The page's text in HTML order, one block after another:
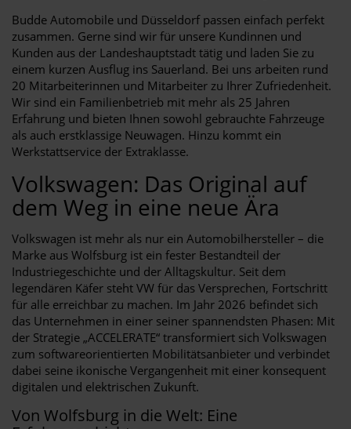
Budde Automobile und Düsseldorf passen einfach perfekt
zusammen. Gerne sind wir für unsere Kundinnen und
Kunden aus der Landeshauptstadt tätig und laden Sie zu
einem kurzen Ausflug ins Sauerland. Bei uns arbeiten rund
20 Mitarbeiterinnen und Mitarbeiter zu Ihrer Zufriedenheit.
Wir sind ein Familienbetrieb mit mehr als 25 Jahren
Erfahrung und bieten Ihnen sowohl gebrauchte Fahrzeuge
als auch erstklassige Neuwagen. Hinzu kommt ein
Werkstattservice der Extraklasse.
Volkswagen: Das Original auf
dem Weg in eine neue Ära
Volkswagen ist mehr als nur ein Automobilhersteller – die
Marke aus Wolfsburg ist ein fester Bestandteil der
Industriegeschichte und der Alltagskultur. Seit dem
legendären Käfer steht VW für das Versprechen, Fortschritt
für alle erreichbar zu machen. Im Jahr 2026 befindet sich
das Unternehmen in einer seiner spannendsten Phasen: Mit
der Strategie „ACCELERATE“ transformiert sich Volkswagen
zum softwareorientierten Mobilitätsanbieter und verbindet
dabei seine ikonische Vergangenheit mit einer konsequent
digitalen und elektrischen Zukunft.
Von Wolfsburg in die Welt: Eine